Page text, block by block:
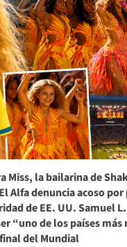
Miss, la bailarina de
Alfa denuncia acoso
de EE. UU. Samuel
“uno de los países más
del Mundial